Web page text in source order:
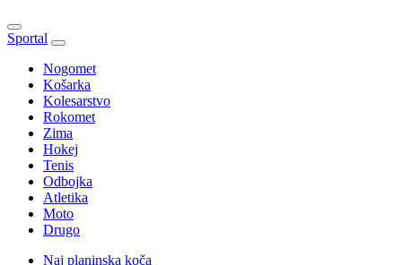
Sportal
Nogomet
Košarka
Kolesarstvo
Rokomet
Zima
Hokej
Tenis
Odbojka
Atletika
Moto
Drugo
Naj planinska koča